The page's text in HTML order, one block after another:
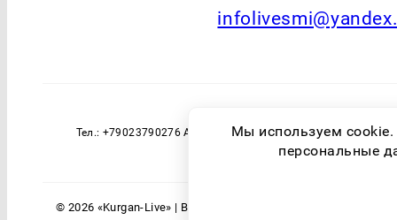
Тел.: +79023790276 Адрес эл. почты:
технологий и
© 2026 «Kurgan-Live» | Все права защищены
Мы используем
персональные